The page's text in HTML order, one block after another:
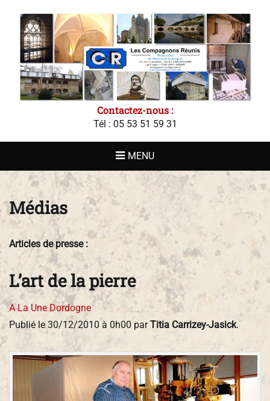
LES
COMPAGNONS
RÉUNIS - LA
BACHELLERIE
Contactez-nous :
Tél : 05 53 51 59 31
MENU
Médias
Articles de presse :
L’art de la pierre
A La Une Dordogne
Publié le30/12/2010 à 0h00 parTitia Carrizey-Jasick.